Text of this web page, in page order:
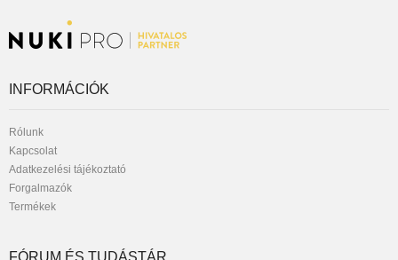
INFORMÁCIÓK
Rólunk
Kapcsolat
Adatkezelési tájékoztató
Forgalmazók
Termékek
FÓRUM ÉS TUDÁSTÁR